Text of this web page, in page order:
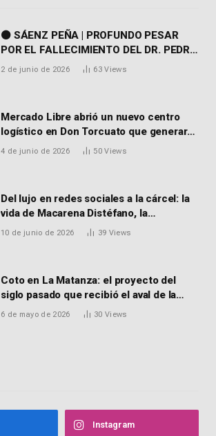
⚫ SÁENZ PEÑA | PROFUNDO PESAR
POR EL FALLECIMIENTO DEL DR. PEDRO
MARTORELL
2 de junio de 2026 63Views
Mercado Libre abrió un nuevo centro
logístico en Don Torcuato que generará
900 empleos: cómo enviar el CV
4 de junio de 2026 50Views
Del lujo en redes sociales a la cárcel: la
vida de Macarena Distéfano, la
influencer de San Martín acusada de
10 de junio de 2026 39 Views
Coto en La Matanza: el proyecto del
siglo pasado que recibió el aval de la
Justicia para reactivar una obra frenada
6 de mayo de 2026 30 Views
Instagram